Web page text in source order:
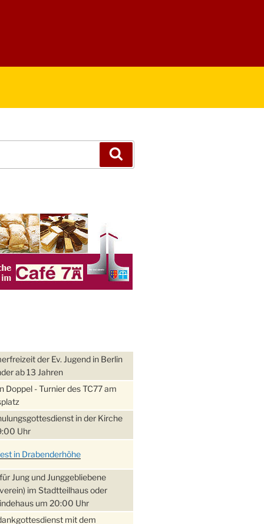
der Ev. Jugend in Berlin
ab 13 Jahren
Doppel - Turnier des TC77 am
in der Kirche
Uhr
in Drabenderhöhe
Jung und Junggebliebene
im Stadtteilhaus oder
um 20:00 Uhr
mit dem